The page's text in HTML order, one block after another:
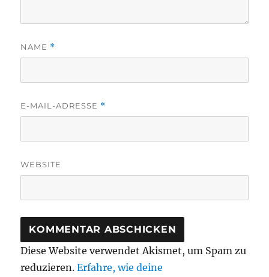
NAME *
E-MAIL-ADRESSE *
WEBSITE
Diese Website verwendet Akismet, um Spam zu
reduzieren.Erfahre, wie deine